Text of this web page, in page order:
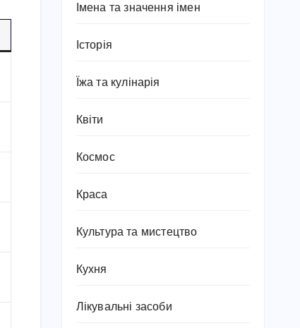
Імена та значення імен
Історія
Їжа та кулінарія
Квіти
Космос
Краса
Культура та мистецтво
Кухня
Лікувальні засоби